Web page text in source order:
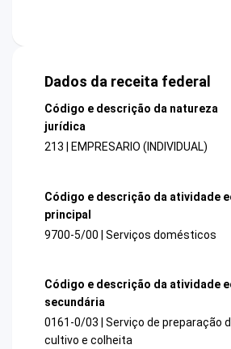
Dados da receita federal
Código e descrição da natureza
jurídica
213 | EMPRESARIO (INDIVIDUAL)
Código e descrição da atividade
principal
9700-5/00 | Serviços domésticos
Código e descrição da atividade
secundária
0161-0/03 | Serviço de preparação
cultivo e colheita